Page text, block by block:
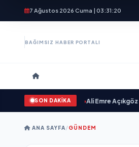
7 Ağustos 2026 Cuma | 03:31:21
BAĞIMSIZ HABER PORTALI
SON DAKİKA
“ yayımlandı•Ali Emre Açıkgöz
ANA SAYFA/GÜNDEM